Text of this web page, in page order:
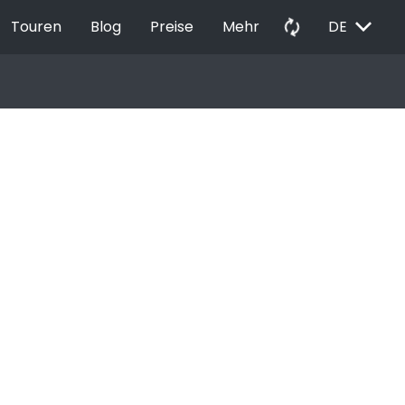
Touren Blog Preise Mehr autorenew DE EXPAND_MORE